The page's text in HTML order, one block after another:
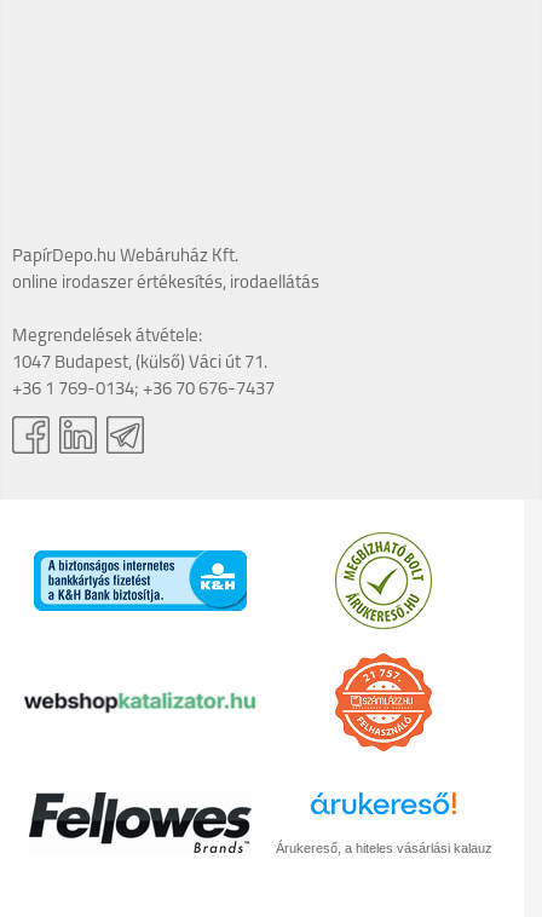
PapírDepo.hu Webáruház Kft.
online irodaszer értékesítés, irodaellátás
Megrendelések átvétele:
1047 Budapest, (külső) Váci út 71.
+36 1 769-0134; +36 70 676-7437
Árukereső, a hiteles vásárlási kalauz